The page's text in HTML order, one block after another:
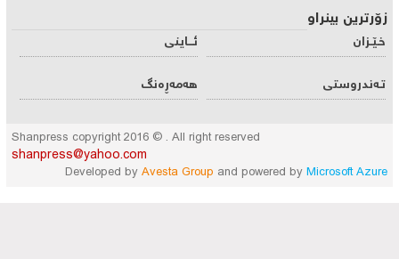
زۆرترین بینراو
خـێـزان ئـــاینی
تـه‌ندروستی هه‌مه‌ڕه‌نگ
Shanpress copyright 2016 © . All right reserved
shanpress@yahoo.com
Developed by Avesta Group and powered by Microsoft Azure